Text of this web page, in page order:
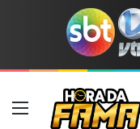
Menu